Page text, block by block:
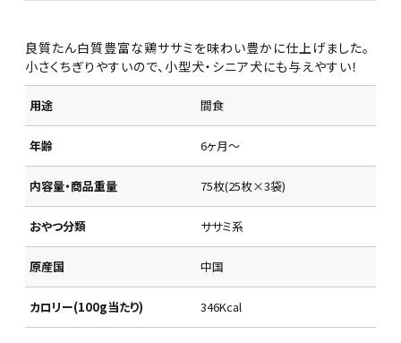
良質たん白質豊富な鶏ササミを味わい豊かに仕上げました。
小さくちぎりやすいので、小型犬・シニア犬にも与えやすい！
用途 間食
年齢 6ヶ月～
内容量・商品重量 75枚(25枚×3袋)
おやつ分類 ササミ系
原産国 中国
カロリー(100g当たり) 346Kcal